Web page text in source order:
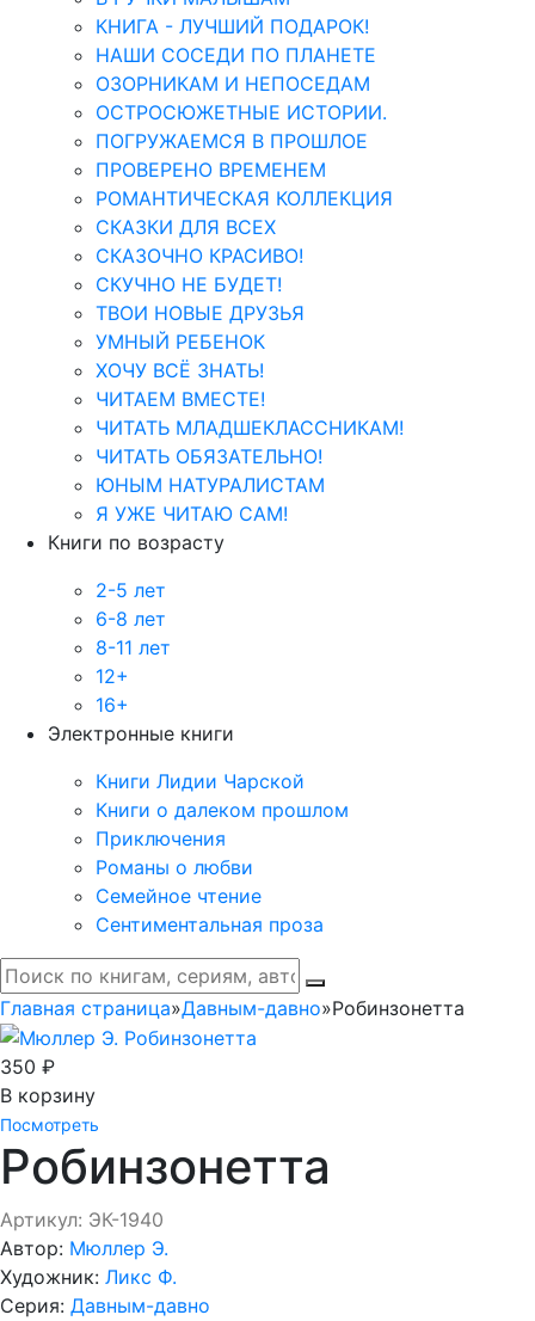
КНИГА - ЛУЧШИЙ ПОДАРОК!
НАШИ СОСЕДИ ПО ПЛАНЕТЕ
ОЗОРНИКАМ И НЕПОСЕДАМ
ОСТРОСЮЖЕТНЫЕ ИСТОРИИ.
ПОГРУЖАЕМСЯ В ПРОШЛОЕ
ПРОВЕРЕНО ВРЕМЕНЕМ
РОМАНТИЧЕСКАЯ КОЛЛЕКЦИЯ
СКАЗКИ ДЛЯ ВСЕХ
СКАЗОЧНО КРАСИВО!
СКУЧНО НЕ БУДЕТ!
ТВОИ НОВЫЕ ДРУЗЬЯ
УМНЫЙ РЕБЕНОК
ХОЧУ ВСЁ ЗНАТЬ!
ЧИТАЕМ ВМЕСТЕ!
ЧИТАТЬ МЛАДШЕКЛАССНИКАМ!
ЧИТАТЬ ОБЯЗАТЕЛЬНО!
ЮНЫМ НАТУРАЛИСТАМ
Я УЖЕ ЧИТАЮ САМ!
Книги по возрасту
2-5 лет
6-8 лет
8-11 лет
12+
16+
Электронные книги
Книги Лидии Чарской
Книги о далеком прошлом
Приключения
Романы о любви
Семейное чтение
Сентиментальная проза
Главная страница»Давным-давно»Робинзонетта
350 ₽
В корзину
Посмотреть
Робинзонетта
Артикул: ЭК-1940
Автор: Мюллер Э.
Художник: Ликс Ф.
Серия: Давным-давно